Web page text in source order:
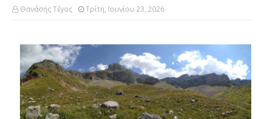
Θανάσης Τέγος Τρίτη, Ιουνίου 23, 2026